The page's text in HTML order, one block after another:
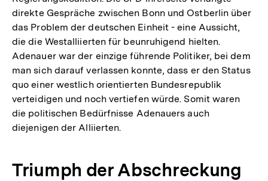
direkte Gespräche zwischen Bonn und Ostberlin über
das Problem der deutschen Einheit - eine Aussicht,
die die Westalliierten für beunruhigend hielten.
Adenauer war der einzige führende Politiker, bei dem
man sich darauf verlassen konnte, dass er den Status
quo einer westlich orientierten Bundesrepublik
verteidigen und noch vertiefen würde. Somit waren
die politischen Bedürfnisse Adenauers auch
diejenigen der Alliierten.
Triumph der Abschreckung